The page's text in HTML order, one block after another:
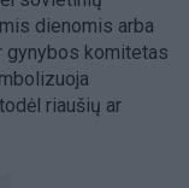
dienomis arba
gynybos komitetas
riaušių ar